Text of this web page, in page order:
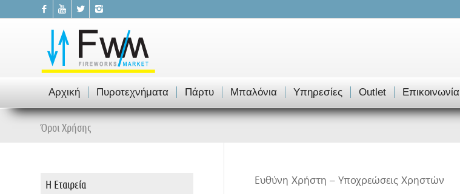
Αρχική Πυροτεχνήματα Πάρτυ Μπαλόνια Υπηρεσίες Outlet Επικοινωνία
Όροι Χρήσης
Ευθύνη Χρήστη – Υποχρεώσεις Χρηστών
Η Εταιρεία